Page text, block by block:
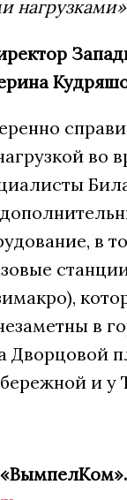
во
в
в
Дворцовой
и у